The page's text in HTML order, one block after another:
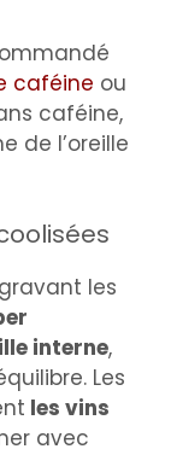
caféine ou
caféine,
de l’oreille
les
interne,
Les
les vins
avec